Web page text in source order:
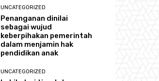
UNCATEGORIZED
Penanganan dinilai
sebagai wujud
keberpihakan pemerintah
dalam menjamin hak
pendidikan anak
UNCATEGORIZED